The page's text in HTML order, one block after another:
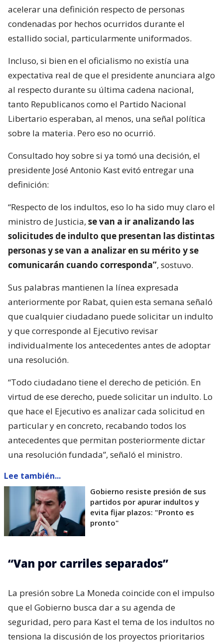
acelerar una definición respecto de personas
condenadas por hechos ocurridos durante el
estallido social, particularmente uniformados.
Incluso, si bien en el oficialismo no existía una
expectativa real de que el presidente anunciara algo
al respecto durante su última cadena nacional,
tanto Republicanos como el Partido Nacional
Libertario esperaban, al menos, una señal política
sobre la materia. Pero eso no ocurrió.
Consultado hoy sobre si ya tomó una decisión, el
presidente José Antonio Kast evitó entregar una
definición:
“Respecto de los indultos, eso lo ha sido muy claro el
ministro de Justicia, se van a ir analizando las
solicitudes de indulto que presentan las distintas
personas y se van a analizar en su mérito y se
comunicarán cuando corresponda”, sostuvo.
Sus palabras mantienen la línea expresada
anteriormente por Rabat, quien esta semana señaló
que cualquier ciudadano puede solicitar un indulto
y que corresponde al Ejecutivo revisar
individualmente los antecedentes antes de adoptar
una resolución.
“Todo ciudadano tiene el derecho de petición. En
virtud de ese derecho, puede solicitar un indulto. Lo
que hace el Ejecutivo es analizar cada solicitud en
particular y en concreto, recabando todos los
antecedentes que permitan posteriormente dictar
una resolución fundada”, señaló el ministro.
Lee también...
Gobierno resiste presión de sus
partidos por apurar indultos y
evita fijar plazos: "Pronto es
pronto"
“Van por carriles separados”
La presión sobre La Moneda coincide con el impulso
que el Gobierno busca dar a su agenda de
seguridad, pero para Kast el tema de los indultos no
tensiona la discusión de los proyectos prioritarios